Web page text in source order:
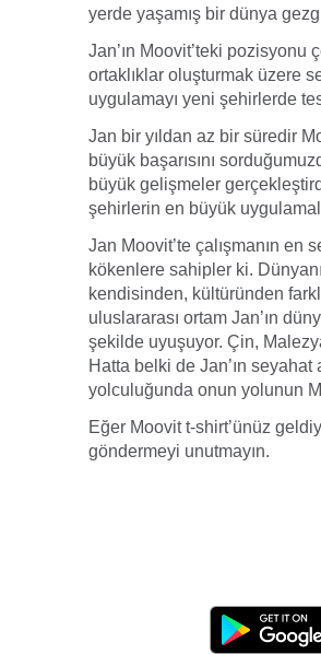
yerde yaşamış bir dünya
Jan’ın Moovit’teki
ortaklıklar oluşturmak üzere
uygulamayı yeni şehirlerde
Jan bir yıldan az bir süredir
büyük başarısını
büyük gelişmeler
şehirlerin en büyük
Jan Moovit’te çalışmanın en
kökenlere sahipler ki.
kendisinden, kültüründen
uluslararası ortam Jan’ın
şekilde uyuşuyor. Çin,
Hatta belki de Jan’ın
yolculuğunda onun yolunun
Eğer Moovit t-shirt’ünüz
göndermeyi unutmayın.